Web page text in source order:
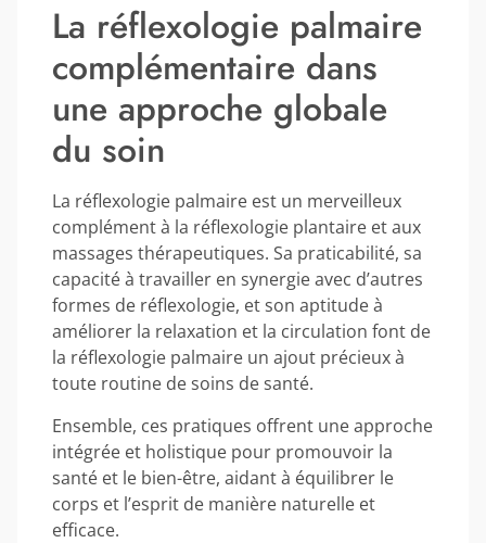
La réflexologie palmaire
complémentaire dans
une approche globale
du soin
La réflexologie palmaire est un merveilleux
complément à la réflexologie plantaire et aux
massages thérapeutiques. Sa praticabilité, sa
capacité à travailler en synergie avec d’autres
formes de réflexologie, et son aptitude à
améliorer la relaxation et la circulation font de
la réflexologie palmaire un ajout précieux à
toute routine de soins de santé.
Ensemble, ces pratiques offrent une approche
intégrée et holistique pour promouvoir la
santé et le bien-être, aidant à équilibrer le
corps et l’esprit de manière naturelle et
efficace.